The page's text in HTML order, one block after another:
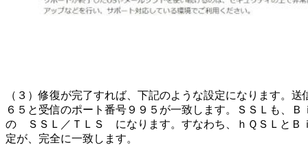
（３）修復が完了すれば、下記のような設定になります。送
６５と受信のポート番号９９５が一致します。ＳＳＬも、Ｂ
の ＳＳＬ／ＴＬＳ になります。すなわち、ｈＱＳＬとＢ
定が、完全に一致します。